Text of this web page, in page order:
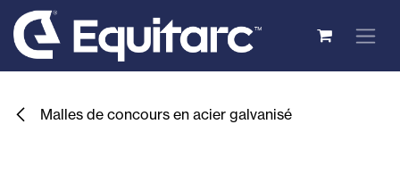
Se rendre au contenu
Malles de concours en acier galvanisé